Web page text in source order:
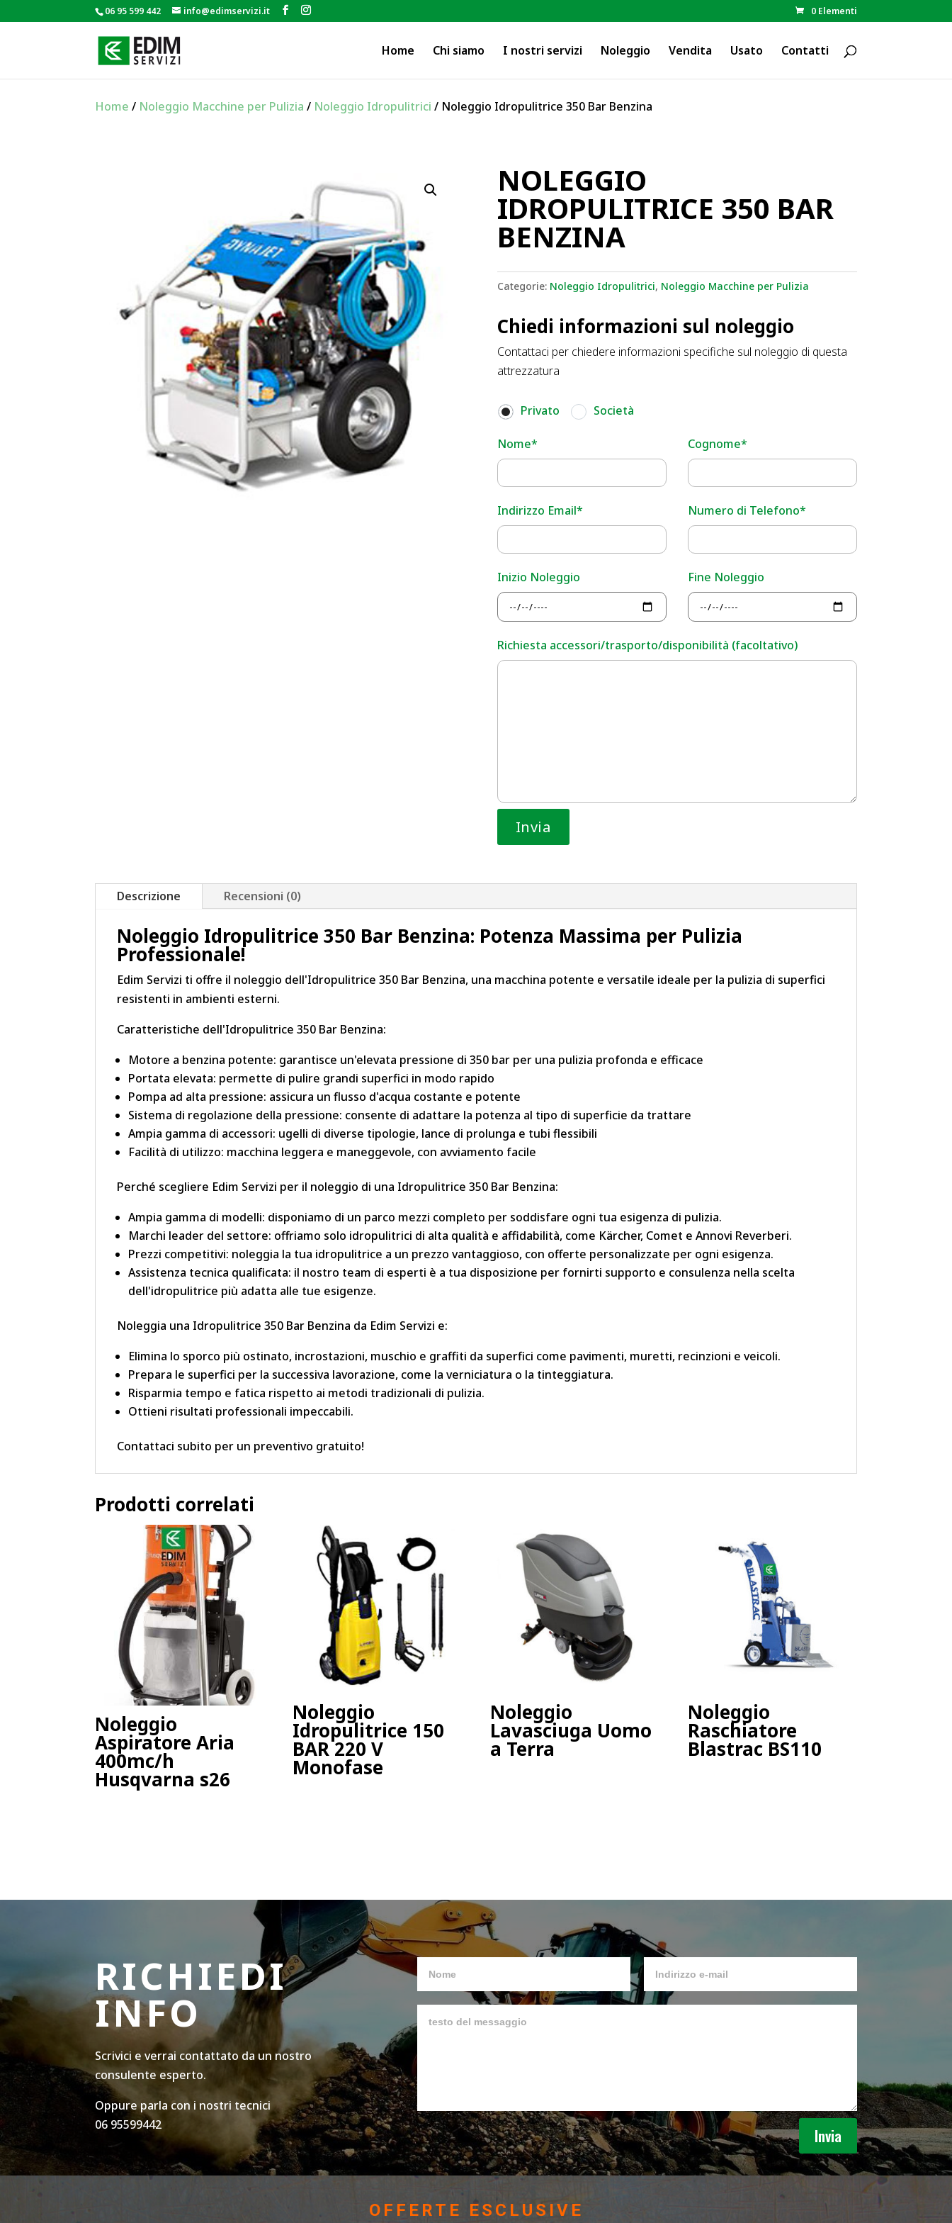
06 95 599 442 info@edimservizi.it 0 Elementi
Home Chi siamo I nostri servizi Noleggio Vendita Usato Contatti
Home / Noleggio Macchine per Pulizia / Noleggio Idropulitrici / Noleggio Idropulitrice 350 Bar Benzina
NOLEGGIO
IDROPULITRICE 350 BAR
BENZINA
Categorie: Noleggio Idropulitrici, Noleggio Macchine per Pulizia
Chiedi informazioni sul noleggio
Contattaci per chiedere informazioni specifiche sul noleggio di questa
attrezzatura
Privato Società
Nome* Cognome*
Indirizzo Email* Numero di Telefono*
Inizio Noleggio Fine Noleggio
Richiesta accessori/trasporto/disponibilità (facoltativo)
Descrizione Recensioni (0)
Noleggio Idropulitrice 350 Bar Benzina: Potenza Massima per Pulizia
Professionale!
Edim Servizi ti offre il noleggio dell'Idropulitrice 350 Bar Benzina, una macchina potente e versatile ideale per la pulizia di superfici
resistenti in ambienti esterni.
Caratteristiche dell'Idropulitrice 350 Bar Benzina:
Motore a benzina potente: garantisce un'elevata pressione di 350 bar per una pulizia profonda e efficace
Portata elevata: permette di pulire grandi superfici in modo rapido
Pompa ad alta pressione: assicura un flusso d'acqua costante e potente
Sistema di regolazione della pressione: consente di adattare la potenza al tipo di superficie da trattare
Ampia gamma di accessori: ugelli di diverse tipologie, lance di prolunga e tubi flessibili
Facilità di utilizzo: macchina leggera e maneggevole, con avviamento facile
Perché scegliere Edim Servizi per il noleggio di una Idropulitrice 350 Bar Benzina:
Ampia gamma di modelli: disponiamo di un parco mezzi completo per soddisfare ogni tua esigenza di pulizia.
Marchi leader del settore: offriamo solo idropulitrici di alta qualità e affidabilità, come Kärcher, Comet e Annovi Reverberi.
Prezzi competitivi: noleggia la tua idropulitrice a un prezzo vantaggioso, con offerte personalizzate per ogni esigenza.
Assistenza tecnica qualificata: il nostro team di esperti è a tua disposizione per fornirti supporto e consulenza nella scelta
dell'idropulitrice più adatta alle tue esigenze.
Noleggia una Idropulitrice 350 Bar Benzina da Edim Servizi e:
Elimina lo sporco più ostinato, incrostazioni, muschio e graffiti da superfici come pavimenti, muretti, recinzioni e veicoli.
Prepara le superfici per la successiva lavorazione, come la verniciatura o la tinteggiatura.
Risparmia tempo e fatica rispetto ai metodi tradizionali di pulizia.
Ottieni risultati professionali impeccabili.
Contattaci subito per un preventivo gratuito!
Prodotti correlati
Noleggio
Aspiratore Aria
400mc/h
Husqvarna s26
Noleggio
Idropulitrice 150
BAR 220 V
Monofase
Noleggio
Lavasciuga Uomo
a Terra
Noleggio
Raschiatore
Blastrac BS110
RICHIEDI
INFO
Scrivici e verrai contattato da un nostro
consulente esperto.
Oppure parla con i nostri tecnici
06 95599442
Invia
OFFERTE ESCLUSIVE